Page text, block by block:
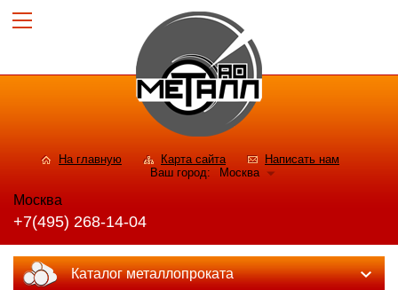
На главную Карта сайта
Написать нам
Ваш город:
Москва
Москва
+7(495) 268-14-04
Каталог металлопроката